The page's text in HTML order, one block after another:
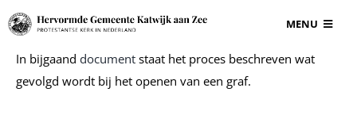
Ga
naar
inhoud
MENU
In bijgaand document staat het proces beschreven wat
gevolgd wordt bij het openen van een graf.